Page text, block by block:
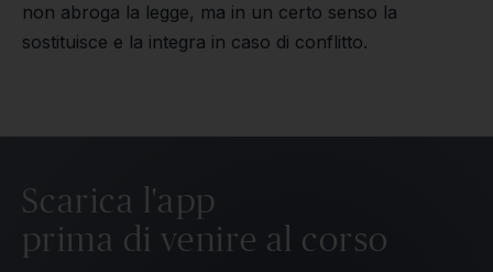
non abroga la legge, ma in un certo senso la
sostituisce e la integra in caso di conflitto.
Scarica l'app
prima di venire al corso